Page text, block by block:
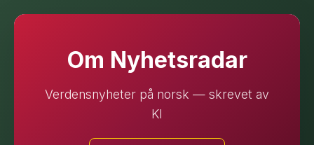
Om Nyhetsradar
Verdensnyheter på norsk — skrevet av
KI